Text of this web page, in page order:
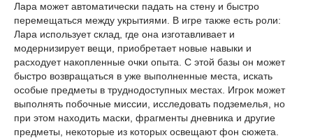
Лара может автоматически падать на стену и быстро
перемещаться между укрытиями. В игре также есть роли:
Лара использует склад, где она изготавливает и
модернизирует вещи, приобретает новые навыки и
расходует накопленные очки опыта. С этой базы он может
быстро возвращаться в уже выполненные места, искать
особые предметы в труднодоступных местах. Игрок может
выполнять побочные миссии, исследовать подземелья, но
при этом находить маски, фрагменты дневника и другие
предметы, некоторые из которых освещают фон сюжета.